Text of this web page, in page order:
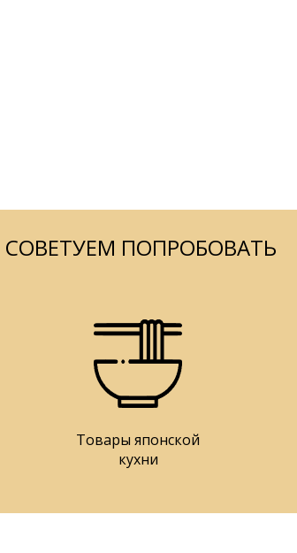
СОВЕТУЕМ ПОПРОБОВАТЬ
Товары японской
кухни